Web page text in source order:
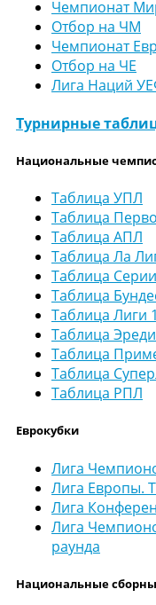
Чемпионат
Отбор на ЧМ
Чемпионат
Отбор на ЧЕ
Лига Наций
Турнирные
Национальные
Таблица УПЛ
Таблица
Таблица АПЛ
Таблица Ла
Таблица
Таблица
Таблица Лиги 1
Таблица
Таблица
Таблица
Таблица РПЛ
Еврокубки
Лига
Лига Европы.
Лига
Лига
раунда
Национальные